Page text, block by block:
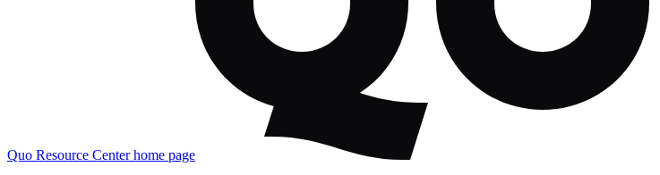
Quo Resource Centerhome page